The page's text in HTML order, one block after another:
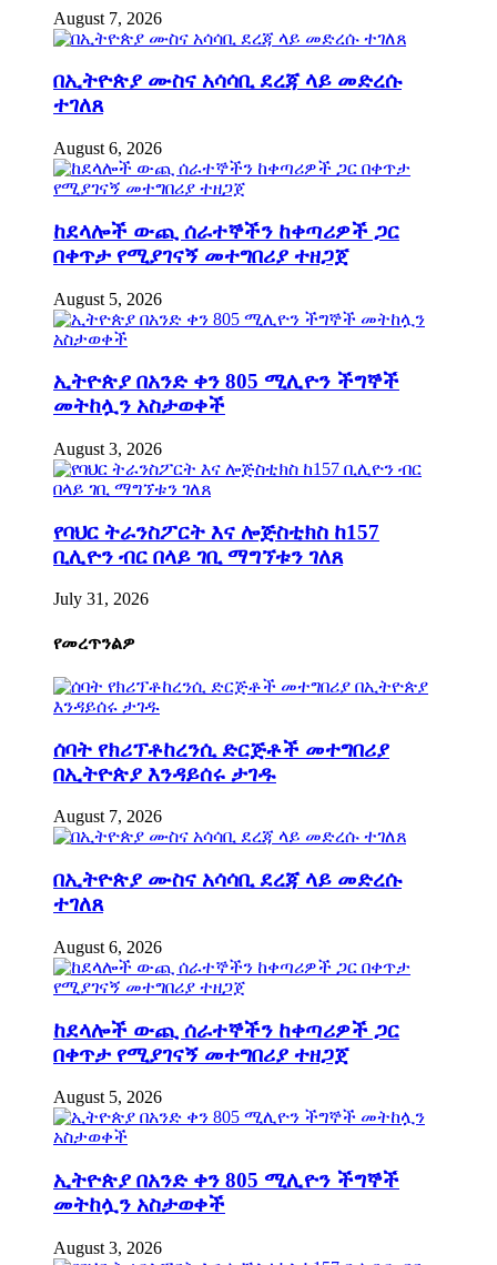
August 7, 2026
በኢትዮጵያ ሙስና አሳሳቢ ደረጃ ላይ መድረሱ
ተገለጸ
August 6, 2026
ከደላሎች ውጪ ሰራተኞችን ከቀጣሪዎች ጋር
በቀጥታ የሚያገናኝ መተግበሪያ ተዘጋጀ
August 5, 2026
ኢትዮጵያ በአንድ ቀን 805 ሚሊዮን ችግኞች
መትከሏን አስታወቀች
August 3, 2026
የባህር ትራንስፖርት እና ሎጅስቲክስ ከ157
ቢሊዮን ብር በላይ ገቢ ማግኘቱን ገለጸ
July 31, 2026
የመረጥንልዎ
ሰባት የክሪፕቶከረንሲ ድርጅቶች መተግበሪያ
በኢትዮጵያ እንዳይሰሩ ታገዱ
August 7, 2026
በኢትዮጵያ ሙስና አሳሳቢ ደረጃ ላይ መድረሱ
ተገለጸ
August 6, 2026
ከደላሎች ውጪ ሰራተኞችን ከቀጣሪዎች ጋር
በቀጥታ የሚያገናኝ መተግበሪያ ተዘጋጀ
August 5, 2026
ኢትዮጵያ በአንድ ቀን 805 ሚሊዮን ችግኞች
መትከሏን አስታወቀች
August 3, 2026